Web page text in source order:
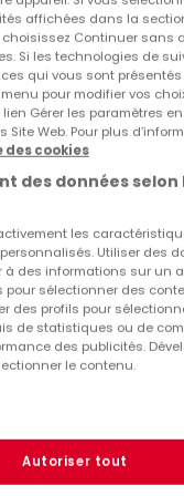
d'un bureau
louer aérés et
se distingue
centrale de la ville
et pierre, abrite
que vous
entreprise déjà
réseau de
pour les
une touche de
Place de la Gare,
en charge - du
de votre entreprise.
longtemps et
Réf atHome
Réf Agence
affichées dans la
Continuer sans
Si les technologies de
qui vous sont
pour modifier vos
Gérer les paramètres
Web. Pour plus
des cookies
des données selon
les
Utiliser des
des informations sur un
pour sélectionner des
des profils pour
de statistiques ou de
des publicités.
le contenu.
Autoriser tout